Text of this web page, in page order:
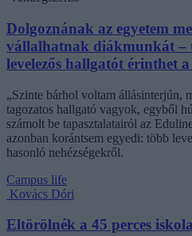
Dolgoznának az egyetem
vállalhatnak diákmunkát –
levelezős hallgatót érinthet
„Szinte bárhol voltam állásinterjún,
tagozatos hallgató vagyok, egyből
számolt be tapasztalatairól az
azonban korántsem egyedi: több
hasonló nehézségekről.
Campus life
Kovács Dóri
Eltörölnék a 45 perces